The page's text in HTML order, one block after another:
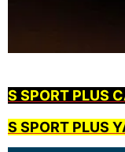
S SPORT PLUS
S SPORT PLUS